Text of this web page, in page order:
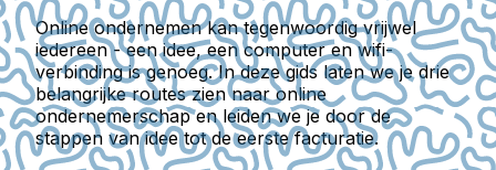
Online ondernemen kan tegenwoordig vrijwel
iedereen - een idee, een computer en wifi-
verbinding is genoeg. In deze gids laten we je drie
belangrijke routes zien naar online
ondernemerschap en leiden we je door de
stappen van idee tot de eerste facturatie.